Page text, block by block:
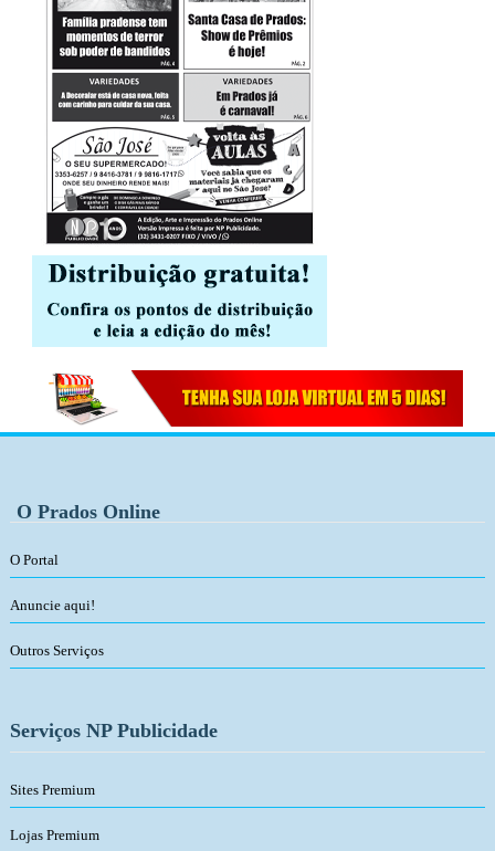
O Prados Online
O Portal
Anuncie aqui!
Outros Serviços
Serviços NP Publicidade
Sites Premium
Lojas Premium